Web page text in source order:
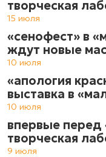
творческая
15 июля
«сенофест» в
ждут новые
10 июля
«апология
выставка в
10 июля
впервые перед
творческая
9 июля